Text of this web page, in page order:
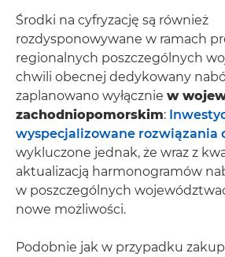
Środki na cyfryzację są również
rozdysponowywane w ramach
regionalnych poszczególnych
chwili obecnej dedykowany
zaplanowano wyłącznie w
zachodniopomorskim:
wyspecjalizowane rozwiązania
wykluczone jednak, że wraz z
aktualizacją harmonogramów
w poszczególnych
nowe możliwości.
Podobnie jak w przypadku